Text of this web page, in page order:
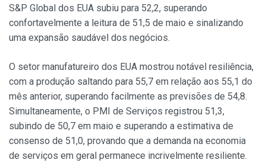
S&P Global dos EUA subiu para 52,2, superando
confortavelmente a leitura de 51,5 de maio e sinalizando
uma expansão saudável dos negócios.
O setor manufatureiro dos EUA mostrou notável resiliência,
com a produção saltando para 55,7 em relação aos 55,1 do
mês anterior, superando facilmente as previsões de 54,8.
Simultaneamente, o PMI de Serviços registrou 51,3,
subindo de 50,7 em maio e superando a estimativa de
consenso de 51,0, provando que a demanda na economia
de serviços em geral permanece incrivelmente resiliente.